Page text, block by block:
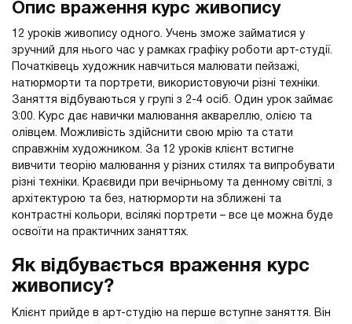
Опис враження курс живопису
12 уроків живопису одного. Учень зможе займатися у
зручний для нього час у рамках графіку роботи арт-студії.
Початківець художник навчиться малювати пейзажі,
натюрморти та портрети, використовуючи різні техніки.
Заняття відбуваються у групі з 2-4 осіб. Один урок займає
3:00. Курс дає навички малювання аквареллю, олією та
олівцем. Можливість здійснити свою мрію та стати
справжнім художником. За 12 уроків клієнт встигне
вивчити теорію малювання у різних стилях та випробувати
різні техніки. Краєвиди при вечірньому та денному світлі, з
архітектурою та без, натюрморти на зближені та
контрастні кольори, всілякі портрети – все це можна буде
освоїти на практичних заняттях.
Як відбувається враження курс
живопису?
Клієнт прийде в арт-студію на перше вступне заняття. Він